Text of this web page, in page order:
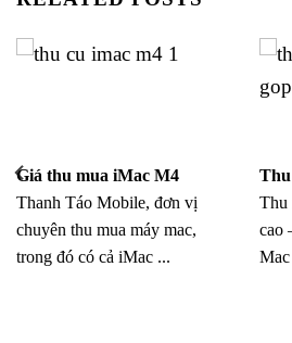
Giá thu mua iMac M4
Thanh Táo Mobile, đơn vị
chuyên thu mua máy mac,
trong đó có cả iMac ...
Thu
cao